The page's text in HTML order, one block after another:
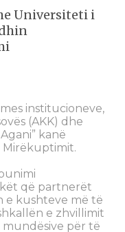
Universiteti i
institucioneve,
(AKK) dhe
kanë
që partnerët
e kushteve më të
e zhvillimit
për të